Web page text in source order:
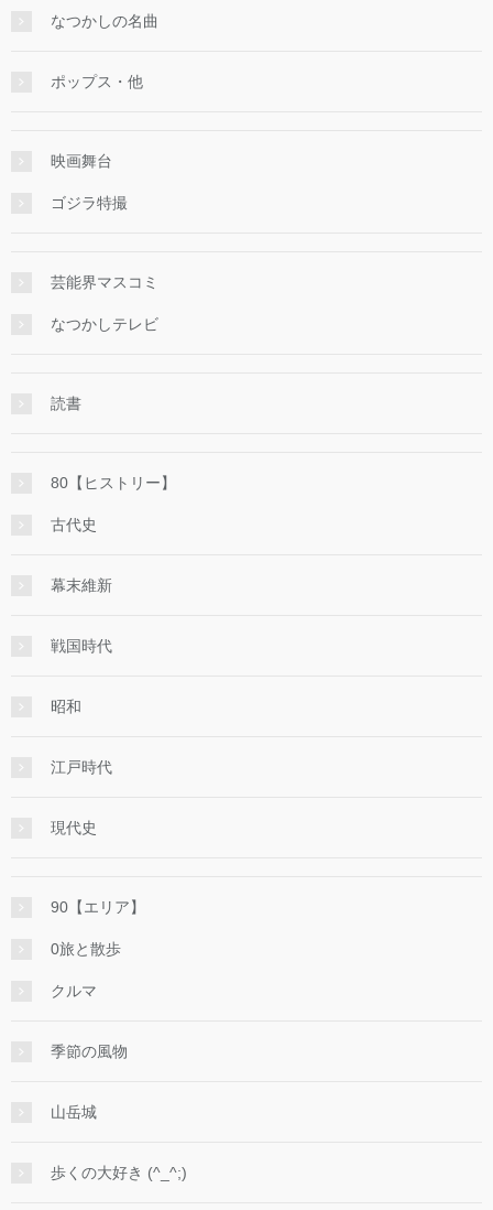
なつかしの名曲
ポップス・他
映画舞台
ゴジラ特撮
芸能界マスコミ
なつかしテレビ
読書
80【ヒストリー】
古代史
幕末維新
戦国時代
昭和
江戸時代
現代史
90【エリア】
0旅と散歩
クルマ
季節の風物
山岳城
歩くの大好き (^_^;)